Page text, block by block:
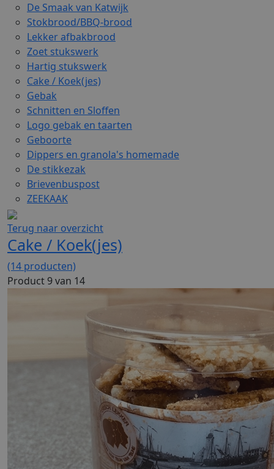
De Smaak van Katwijk
Stokbrood/BBQ-brood
Lekker afbakbrood
Zoet stukswerk
Hartig stukswerk
Cake / Koek(jes)
Gebak
Schnitten en Sloffen
Logo gebak en taarten
Geboorte
Dippers en granola's homemade
De stikkezak
Brievenbuspost
ZEEKAAK
Terug naar overzicht
Cake / Koek(jes)
(14 producten)
Product 9 van 14